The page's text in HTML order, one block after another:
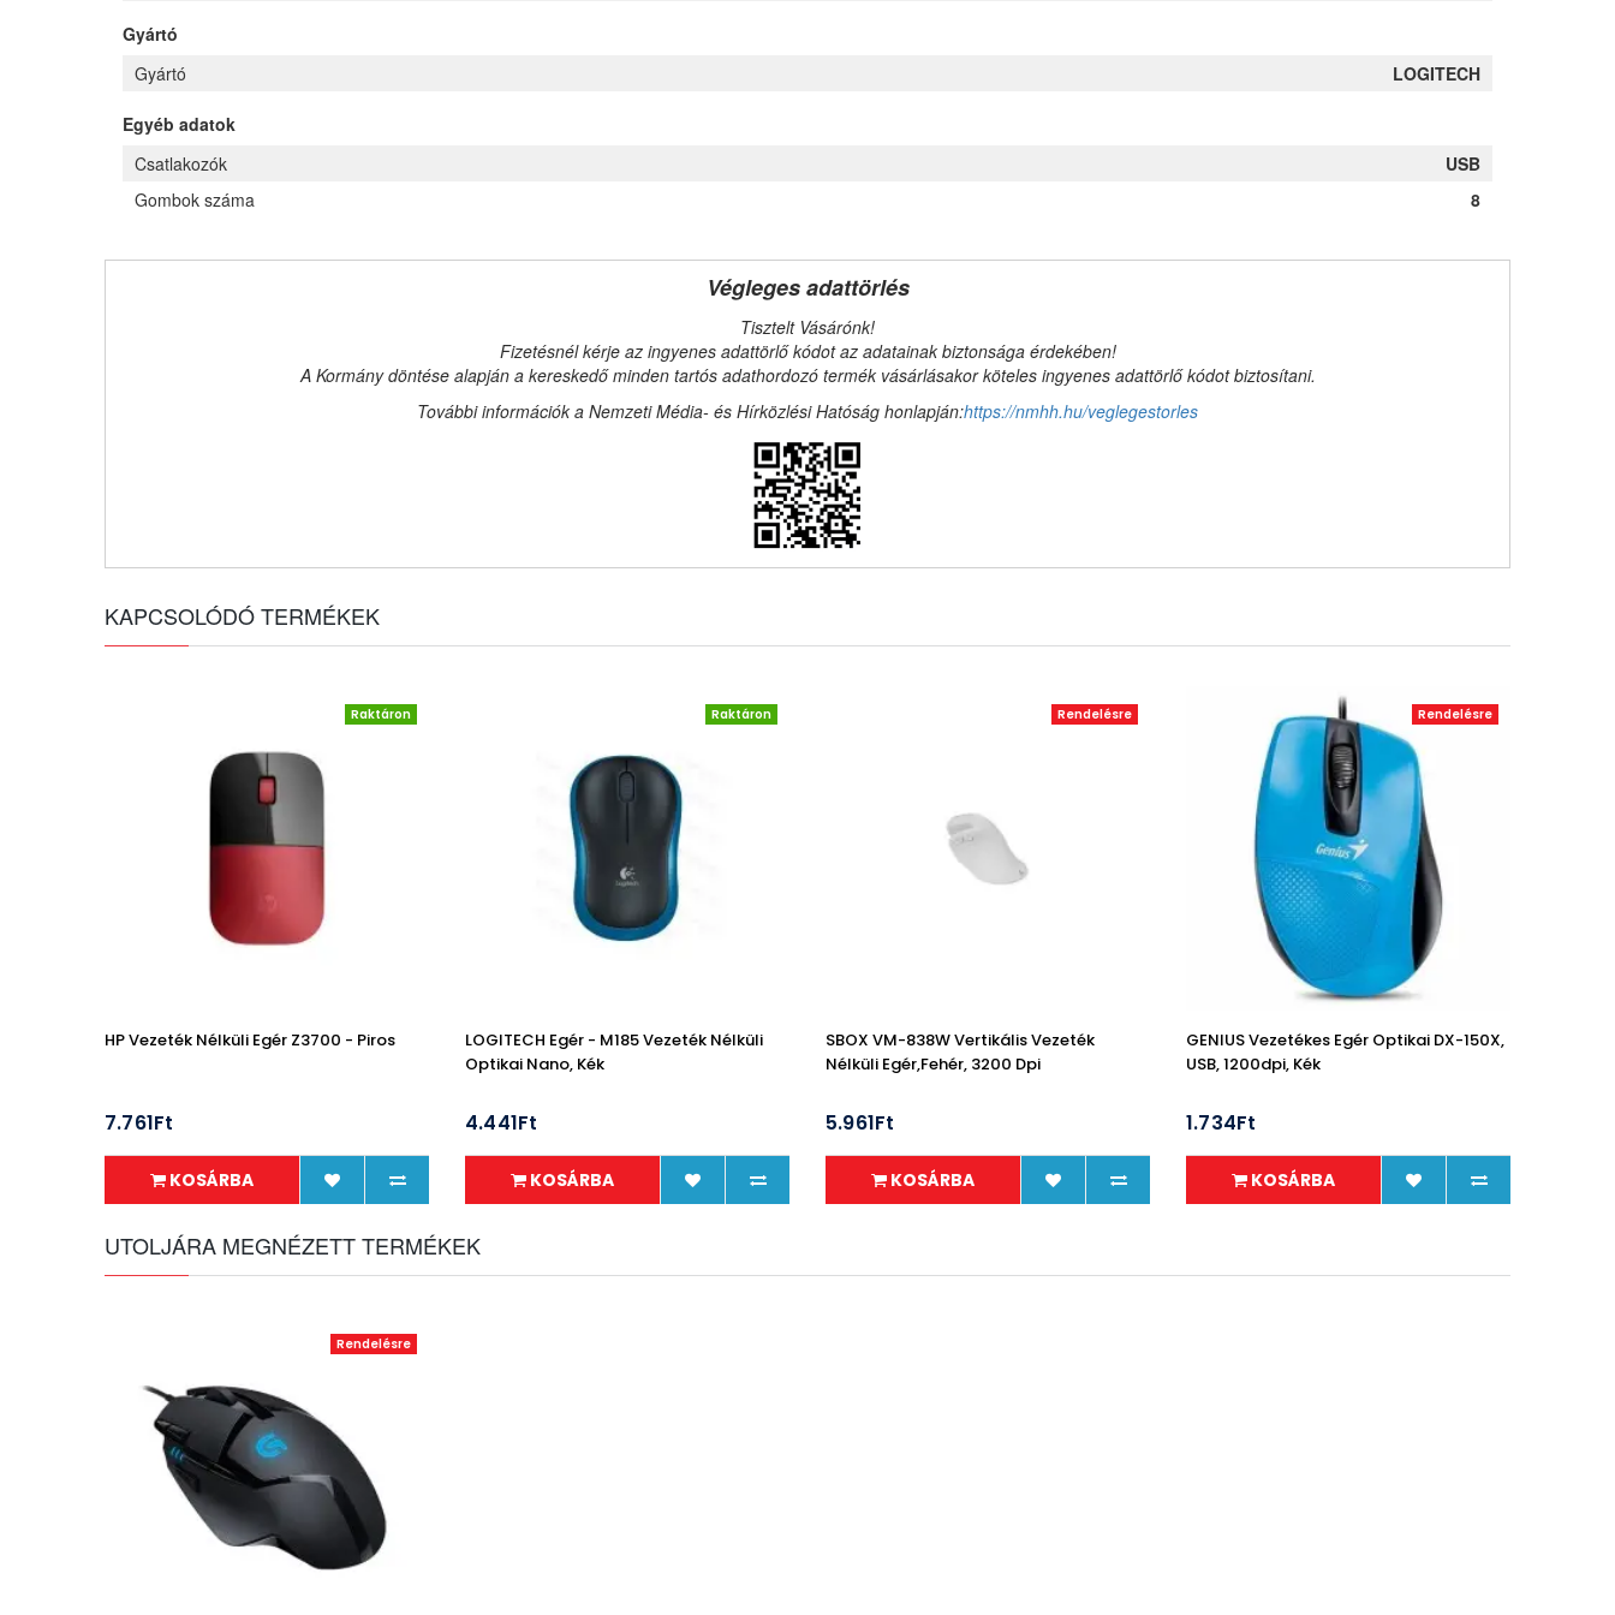
Gyártó
Gyártó
LOGITECH
Egyéb adatok
Csatlakozók
USB
Gombok száma
8
Végleges adattörlés
Tisztelt Vásárónk!
Fizetésnél kérje az ingyenes adattörlő kódot az adatainak biztonsága érdekében!
A Kormány döntése alapján a kereskedő minden tartós adathordozó termék vásárlásakor köteles ingyenes adattörlő kódot biztosítani.
További információk a Nemzeti Média- és Hírközlési Hatóság honlapján:https://nmhh.hu/veglegestorles
KAPCSOLÓDÓ TERMÉKEK
Raktáron
HP Vezeték Nélküli Egér Z3700 - Piros
7.761Ft
KOSÁRBA
Raktáron
LOGITECH Egér - M185 Vezeték Nélküli
Optikai Nano, Kék
4.441Ft
KOSÁRBA
Rendelésre
SBOX VM-838W Vertikális Vezeték
Nélküli Egér,fehér, 3200 Dpi
5.961Ft
KOSÁRBA
Rendelésre
GENIUS Vezetékes Egér Optikai DX-150X,
USB, 1200dpi, Kék
1.734Ft
KOSÁRBA
UTOLJÁRA MEGNÉZETT TERMÉKEK
Rendelésre